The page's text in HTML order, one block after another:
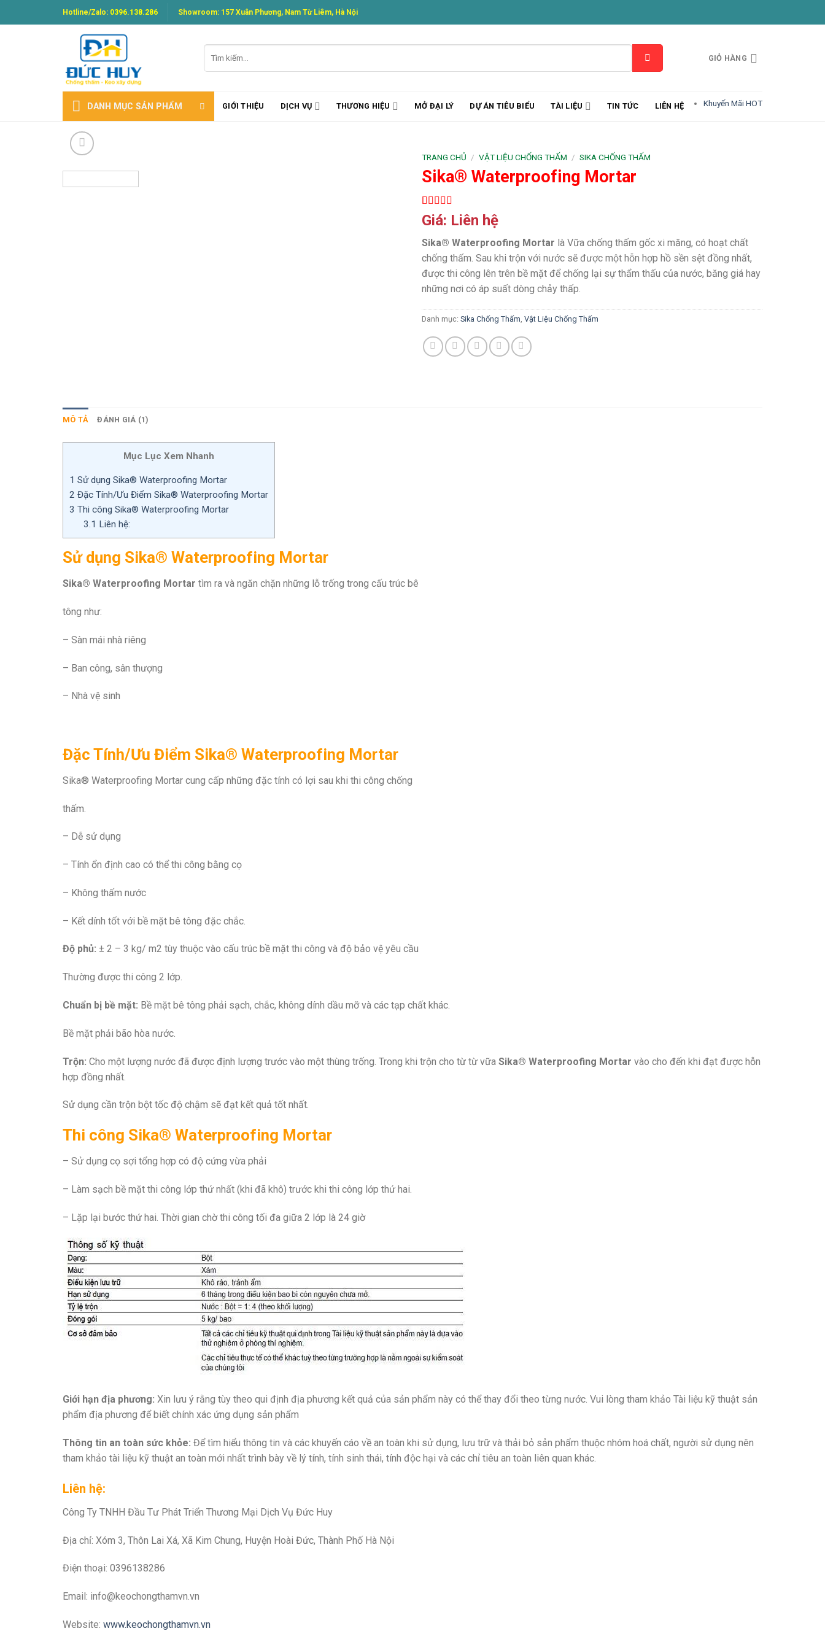
to
Hotline/Zalo: 0396.138.286 Showroom: 157 Xuân Phương, Nam Từ Liêm, Hà Nội
kiếm:
GIỎ HÀNG
DANH MỤC SẢN PHẨM GIỚI THIỆU DỊCH VỤ THƯƠNG HIỆU MỞ ĐẠI LÝ DỰ ÁN TIÊU BIỂU TÀI LIỆU TIN TỨC LIÊN HỆ Khuyến Mãi HOT
TRANG CHỦ / VẬT LIỆU CHỐNG THẤM / SIKA CHỐNG THẤM
Sika® Waterproofing Mortar
5.00trên 5
dựa trên
1
Giá: Liên hệ
Sika® Waterproofing Mortar là Vữa chống thấm gốc xi măng, có hoạt chất
chống thấm. Sau khi trộn với nước sẽ được một hỗn hợp hồ sền sệt đồng nhất,
được thi công lên trên bề mặt để chống lại sự thẩm thấu của nước, băng giá hay
những nơi có áp suất dòng chảy thấp.
Danh mục: Sika Chống Thấm, Vật Liệu Chống Thấm
MÔ TẢ ĐÁNH GIÁ (1)
Mục Lục Xem Nhanh
1 Sử dụng Sika® Waterproofing Mortar
2 Đặc Tính/Ưu Điểm Sika® Waterproofing Mortar
3 Thi công Sika® Waterproofing Mortar
3.1 Liên hệ:
Sử dụng Sika® Waterproofing Mortar
Sika® Waterproofing Mortar tìm ra và ngăn chặn những lỗ trống trong cấu trúc bê
tông như:
– Sàn mái nhà riêng
– Ban công, sân thượng
– Nhà vệ sinh
Đặc Tính/Ưu Điểm Sika® Waterproofing Mortar
Sika® Waterproofing Mortar cung cấp những đặc tính có lợi sau khi thi công chống
thấm.
– Dễ sử dụng
– Tính ổn định cao có thể thi công bằng cọ
– Không thấm nước
– Kết dính tốt với bề mặt bê tông đặc chắc.
Độ phủ: ± 2 – 3 kg/ m2 tùy thuộc vào cấu trúc bề mặt thi công và độ bảo vệ yêu cầu
Thường được thi công 2 lớp.
Chuẩn bị bề mặt: Bề mặt bê tông phải sạch, chắc, không dính dầu mỡ và các tạp chất khác.
Bề mặt phải bão hòa nước.
Trộn: Cho một lượng nước đã được định lượng trước vào một thùng trống. Trong khi trộn cho từ từ vữa Sika® Waterproofing Mortar vào cho đến khi đạt được hỗn
hợp đồng nhất.
Sử dụng cần trộn bột tốc độ chậm sẽ đạt kết quả tốt nhất.
Thi công Sika® Waterproofing Mortar
– Sử dụng cọ sợi tổng hợp có độ cứng vừa phải
– Làm sạch bề mặt thi công lớp thứ nhất (khi đã khô) trước khi thi công lớp thứ hai.
– Lặp lại bước thứ hai. Thời gian chờ thi công tối đa giữa 2 lớp là 24 giờ
Giới hạn địa phương: Xin lưu ý rằng tùy theo qui định địa phương kết quả của sản phẩm này có thể thay đổi theo từng nước. Vui lòng tham khảo Tài liệu kỹ thuật sản
phẩm địa phương để biết chính xác ứng dụng sản phẩm
Thông tin an toàn sức khỏe: Để tìm hiểu thông tin và các khuyến cáo về an toàn khi sử dụng, lưu trữ và thải bỏ sản phẩm thuộc nhóm hoá chất, người sử dụng nên
tham khảo tài liệu kỹ thuật an toàn mới nhất trình bày về lý tính, tính sinh thái, tính độc hại và các chỉ tiêu an toàn liên quan khác.
Liên hệ:
Công Ty TNHH Đầu Tư Phát Triển Thương Mại Dịch Vụ Đức Huy
Địa chỉ: Xóm 3, Thôn Lai Xá, Xã Kim Chung, Huyện Hoài Đức, Thành Phố Hà Nội
Điện thoại: 0396138286
Email: info@keochongthamvn.vn
Website: www.keochongthamvn.vn